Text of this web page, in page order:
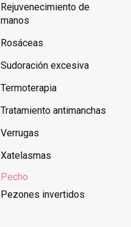
Rejuvenecimiento de
manos
Rosáceas
Sudoración excesiva
Termoterapia
Tratamiento antimanchas
Verrugas
Xatelasmas
Pecho
Pezones invertidos